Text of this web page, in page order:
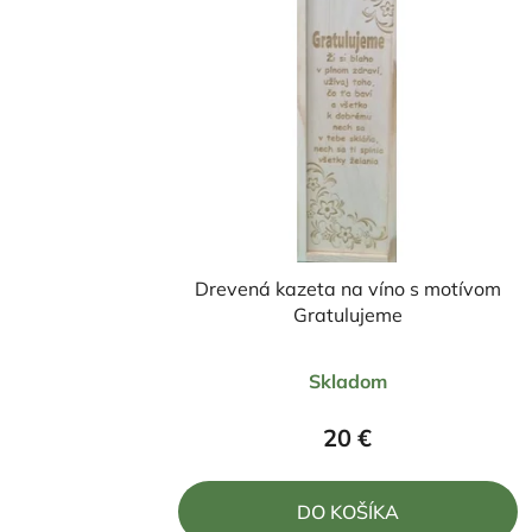
Drevená kazeta na víno s motívom
Gratulujeme
hodnotenie
produktu
z
Skladom
20 €
DO KOŠÍKA